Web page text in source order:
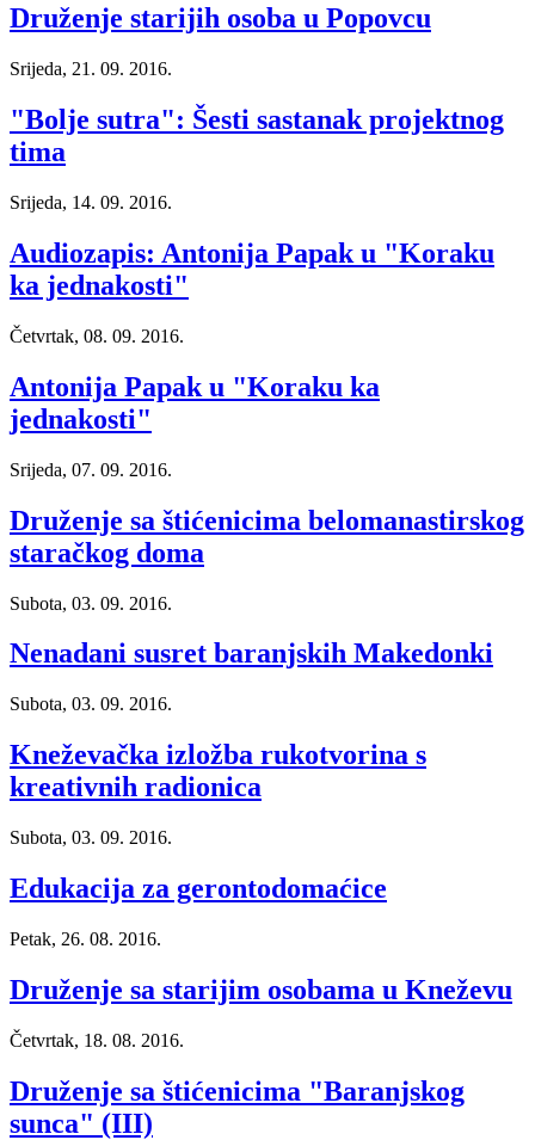
Druženje starijih osoba u Popovcu
Srijeda, 21. 09. 2016.
"Bolje sutra": Šesti sastanak projektnog
tima
Srijeda, 14. 09. 2016.
Audiozapis: Antonija Papak u "Koraku
ka jednakosti"
Četvrtak, 08. 09. 2016.
Antonija Papak u "Koraku ka
jednakosti"
Srijeda, 07. 09. 2016.
Druženje sa štićenicima belomanastirskog
staračkog doma
Subota, 03. 09. 2016.
Nenadani susret baranjskih Makedonki
Subota, 03. 09. 2016.
Kneževačka izložba rukotvorina s
kreativnih radionica
Subota, 03. 09. 2016.
Edukacija za gerontodomaćice
Petak, 26. 08. 2016.
Druženje sa starijim osobama u Kneževu
Četvrtak, 18. 08. 2016.
Druženje sa štićenicima "Baranjskog
sunca" (III)